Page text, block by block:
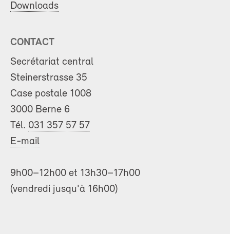
Downloads
CONTACT
Secrétariat central
Steinerstrasse 35
Case postale 1008
3000 Berne 6
Tél. 031 357 57 57
E-mail
9h00–12h00 et 13h30–17h00
(vendredi jusqu'à 16h00)